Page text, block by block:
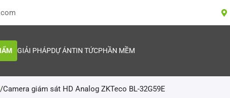
GIẢI PHÁPDỰ ÁNTIN TỨCPHẦN MỀM
/Camera giám sát HD Analog ZKTeco BL-32G59E